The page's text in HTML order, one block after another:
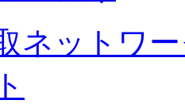
ネットワ